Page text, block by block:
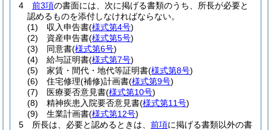
4
前3項の書面には、次に掲げる書類のうち、所長が必要と
認めるものを添付しなければならない。
(1)
収入申告書(様式第4号)
(2)
資産申告書(様式第5号)
(3)
同意書(様式第6号)
(4)
給与証明書(様式第7号)
(5)
家賃・間代・地代等証明書(様式第8号)
(6)
住宅修理(補修)計画書(様式第9号)
(7)
医療要否意見書(様式第10号)
(8)
精神疾患入院要否意見書(様式第11号)
(9)
生業計画書(様式第12号)
5
所長は、必要と認めるときは、 前項に掲げる書類以外の書